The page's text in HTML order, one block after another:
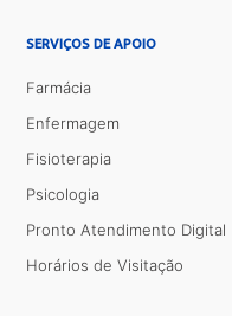
SERVIÇOS DE APOIO
Farmácia
Enfermagem
Fisioterapia
Psicologia
Pronto Atendimento Digital
Horários de Visitação